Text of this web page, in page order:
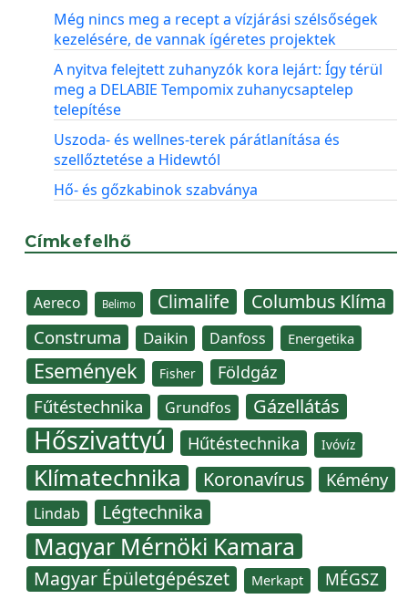
Még nincs meg a recept a vízjárási szélsőségek
kezelésére, de vannak ígéretes projektek
A nyitva felejtett zuhanyzók kora lejárt: Így térül
meg a DELABIE Tempomix zuhanycsaptelep
telepítése
Uszoda- és wellnes-terek párátlanítása és
szellőztetése a Hidewtól
Hő- és gőzkabinok szabványa
Címkefelhő
Aereco Belimo Climalife Columbus Klíma
Construma Daikin Danfoss Energetika
Események Fisher Földgáz
Fűtéstechnika Grundfos Gázellátás
Hőszivattyú Hűtéstechnika Ivóvíz
Klímatechnika Koronavírus Kémény
Lindab Légtechnika
Magyar Mérnöki Kamara
Magyar Épületgépészet Merkapt MÉGSZ